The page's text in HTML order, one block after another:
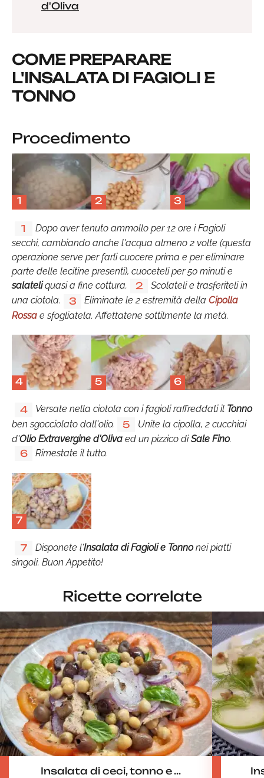
d'Oliva
COME PREPARARE
L'INSALATA DI FAGIOLI E
TONNO
Procedimento
1 2 3
1
Dopo aver tenuto ammollo per 12 ore i Fagioli
secchi, cambiando anche l'acqua almeno 2 volte (questa
operazione serve per farli cuocere prima e per eliminare
parte delle lecitine presenti), cuoceteli per 50 minuti e
salateliquasi a fine cottura. 2
Scolateli e trasferiteli in
una ciotola.
3 Eliminate le 2 estremità della Cipolla
Rossa e sfogliatela. Affettatene sottilmente la metà.
4 5 6
4 Versate nella ciotola con i fagioli raffreddati il Tonno
ben sgocciolato dall'olio.
5
Unite la cipolla, 2 cucchiai
d'Olio Extravergine d'Oliva ed un pizzico diSale Fino.
6 Rimestate il tutto.
7
7 Disponete l'Insalata di Fagioli e Tonnonei piatti
singoli. Buon Appetito!
Ricette correlate
Insalata di ceci, tonno e ...